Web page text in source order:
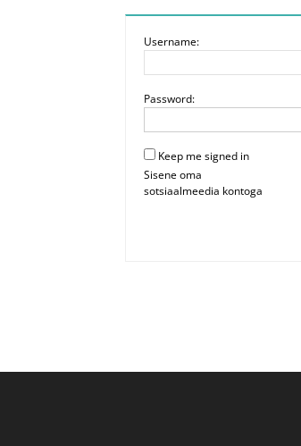
Username:
Password:
Keep me signed in
Sisene oma
sotsiaalmeedia kontoga